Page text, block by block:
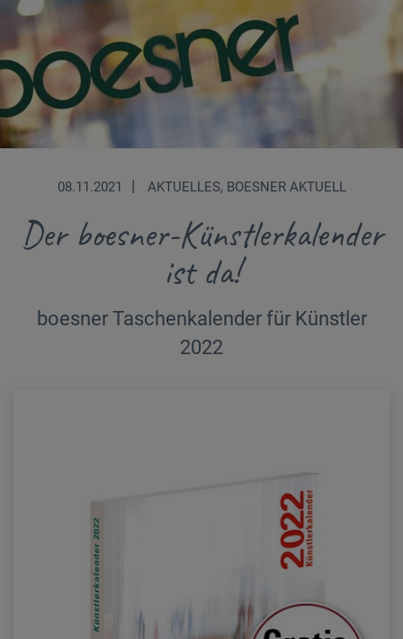
08.11.2021 | AKTUELLES, BOESNER AKTUELL
Der boesner-Künstlerkalender
ist da!
boesner Taschenkalender für Künstler
2022